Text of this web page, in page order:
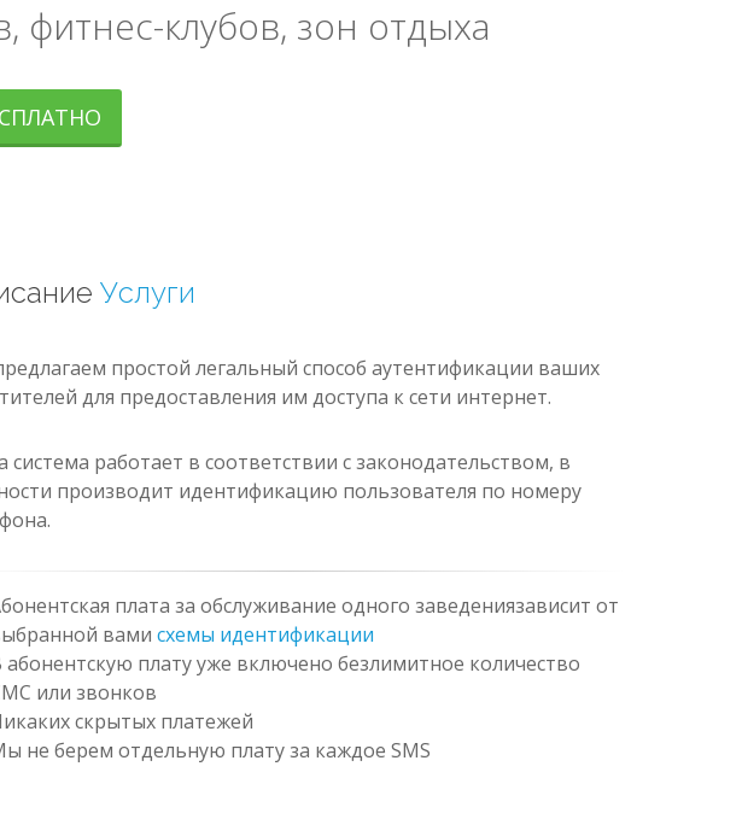
фитнес-клубов, зон отдыха
Услуги
простой легальный способ аутентификации ваших
для предоставления им доступа к сети интернет.
система работает в соответствии с законодательством, в
производит идентификацию пользователя по номеру
плата за обслуживание одного заведениязависит от
вами схемы идентификации
абонентскую плату уже включено безлимитное количество
или звонков
скрытых платежей
не берем отдельную плату за каждое SMS